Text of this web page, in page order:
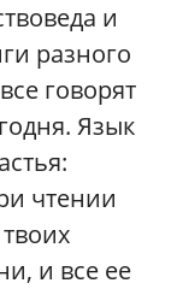
и
разного
говорят
Язык
чтении
и все ее